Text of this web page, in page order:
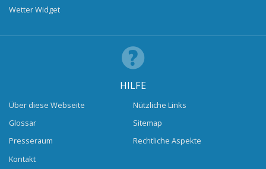
Wetter Widget
HILFE
Über diese Webseite
Glossar
Presseraum
Kontakt
Nützliche Links
Sitemap
Rechtliche Aspekte